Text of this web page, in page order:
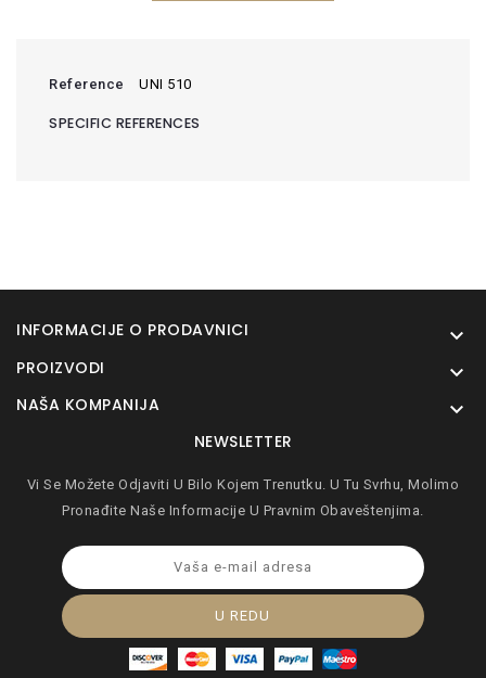
Reference UNI 510
SPECIFIC REFERENCES
INFORMACIJE O PRODAVNICI 
PROIZVODI 
NAŠA KOMPANIJA 
NEWSLETTER
Vi Se Možete Odjaviti U Bilo Kojem Trenutku. U Tu Svrhu, Molimo
Pronađite Naše Informacije U Pravnim Obaveštenjima.